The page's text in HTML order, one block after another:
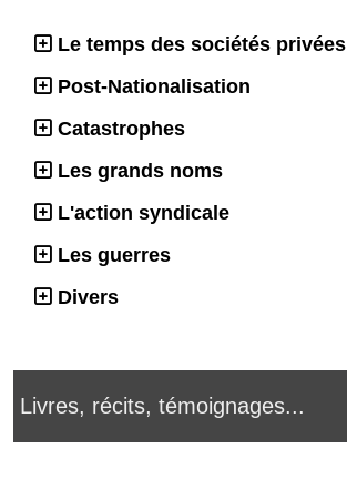
Le temps des sociétés privées
Post-Nationalisation
Catastrophes
Les grands noms
L'action syndicale
Les guerres
Divers
Livres, récits, témoignages...